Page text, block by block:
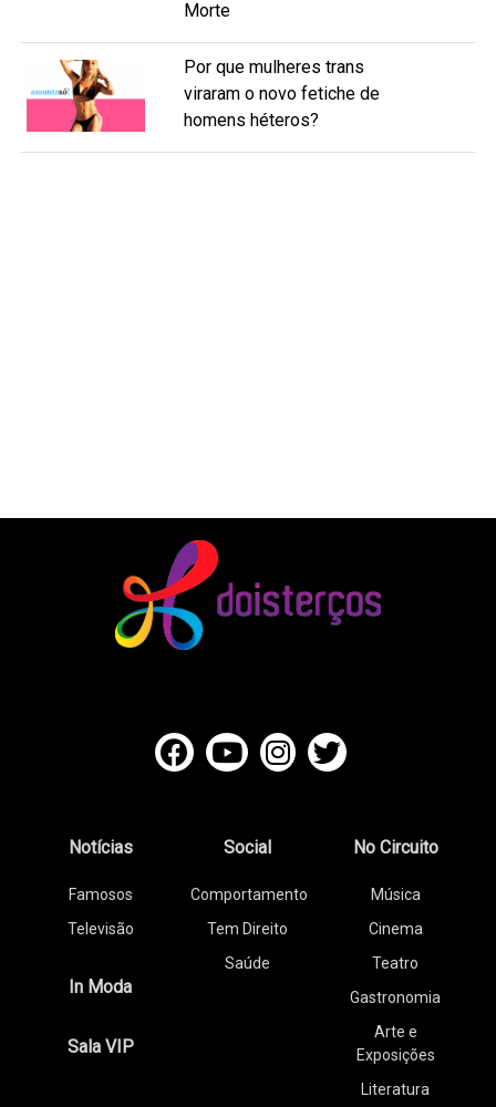
Morte
Por que mulheres trans
viraram o novo fetiche de
homens héteros?
Notícias
Famosos
Televisão
In Moda
Sala VIP
Social
Comportamento
Tem Direito
Saúde
No Circuito
Música
Cinema
Teatro
Gastronomia
Arte e
Exposições
Literatura